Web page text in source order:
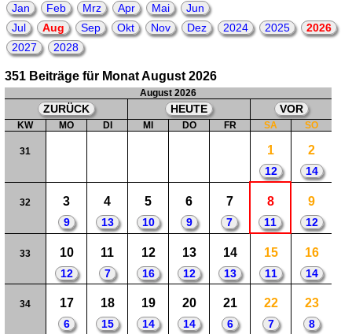
Jan Feb Mrz Apr Mai
Jun
Jul
Aug Sep Okt Nov Dez 2024 2025
2026
2027
2028
351 Beiträge für Monat August 2026
August 2026
ZURÜCK HEUTE VOR
KW MO DI MI DO FR SA SO
31 1
12
2
14
32 3
9
4
13
5
10
6
9
7
7
8
11
9
12
33 10
12
11
7
12
16
13
12
14
13
15
11
16
14
34 17
6
18
15
19
14
20
14
21
6
22
7
23
8